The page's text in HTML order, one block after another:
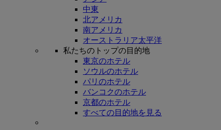
中東
北アメリカ
南アメリカ
オーストラリア太平洋
私たちのトップの目的地
東京のホテル
ソウルのホテル
パリのホテル
バンコクのホテル
京都のホテル
すべての目的地を見る